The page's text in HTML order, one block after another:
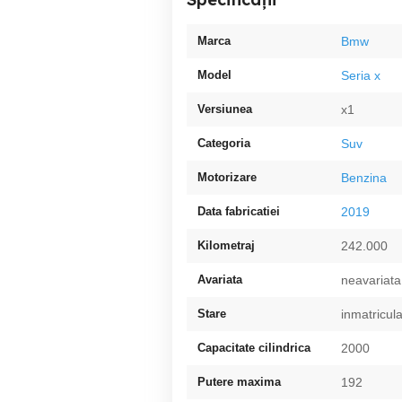
Marca Bmw
Model Seria x
Versiunea x1
Categoria Suv
Motorizare Benzina
Data fabricatiei 2019
Kilometraj 242.000
Avariata neavariata
Stare
Capacitate cilindrica 2000
Putere maxima 192